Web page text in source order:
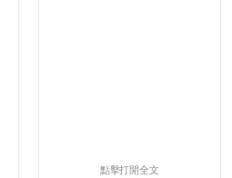
點擊打開全文